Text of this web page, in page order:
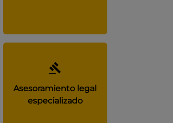
Asesoramiento legal
especializado